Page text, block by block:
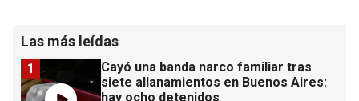
Las más leídas
Cayó una banda narco familiar tras
siete allanamientos en Buenos Aires:
hay ocho detenidos
1